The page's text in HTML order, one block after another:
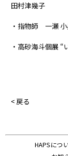
田村津幾子
・指物師 一瀬
・高砂海斗個展 “
< 戻る
HAPSにつ